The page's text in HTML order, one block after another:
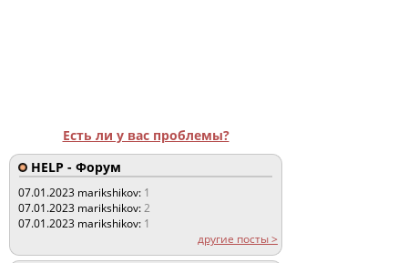
Есть ли у вас проблемы?
HELP - Форум
07.01.2023 marikshikov: 1
07.01.2023 marikshikov:2
07.01.2023 marikshikov: 1
другие посты >